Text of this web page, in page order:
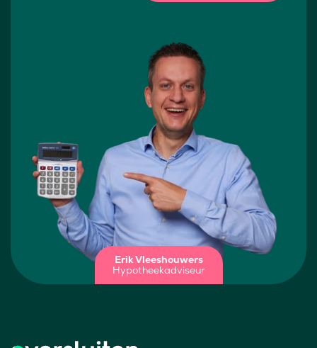
Erik Vleeshouwers
Hypotheekadviseur